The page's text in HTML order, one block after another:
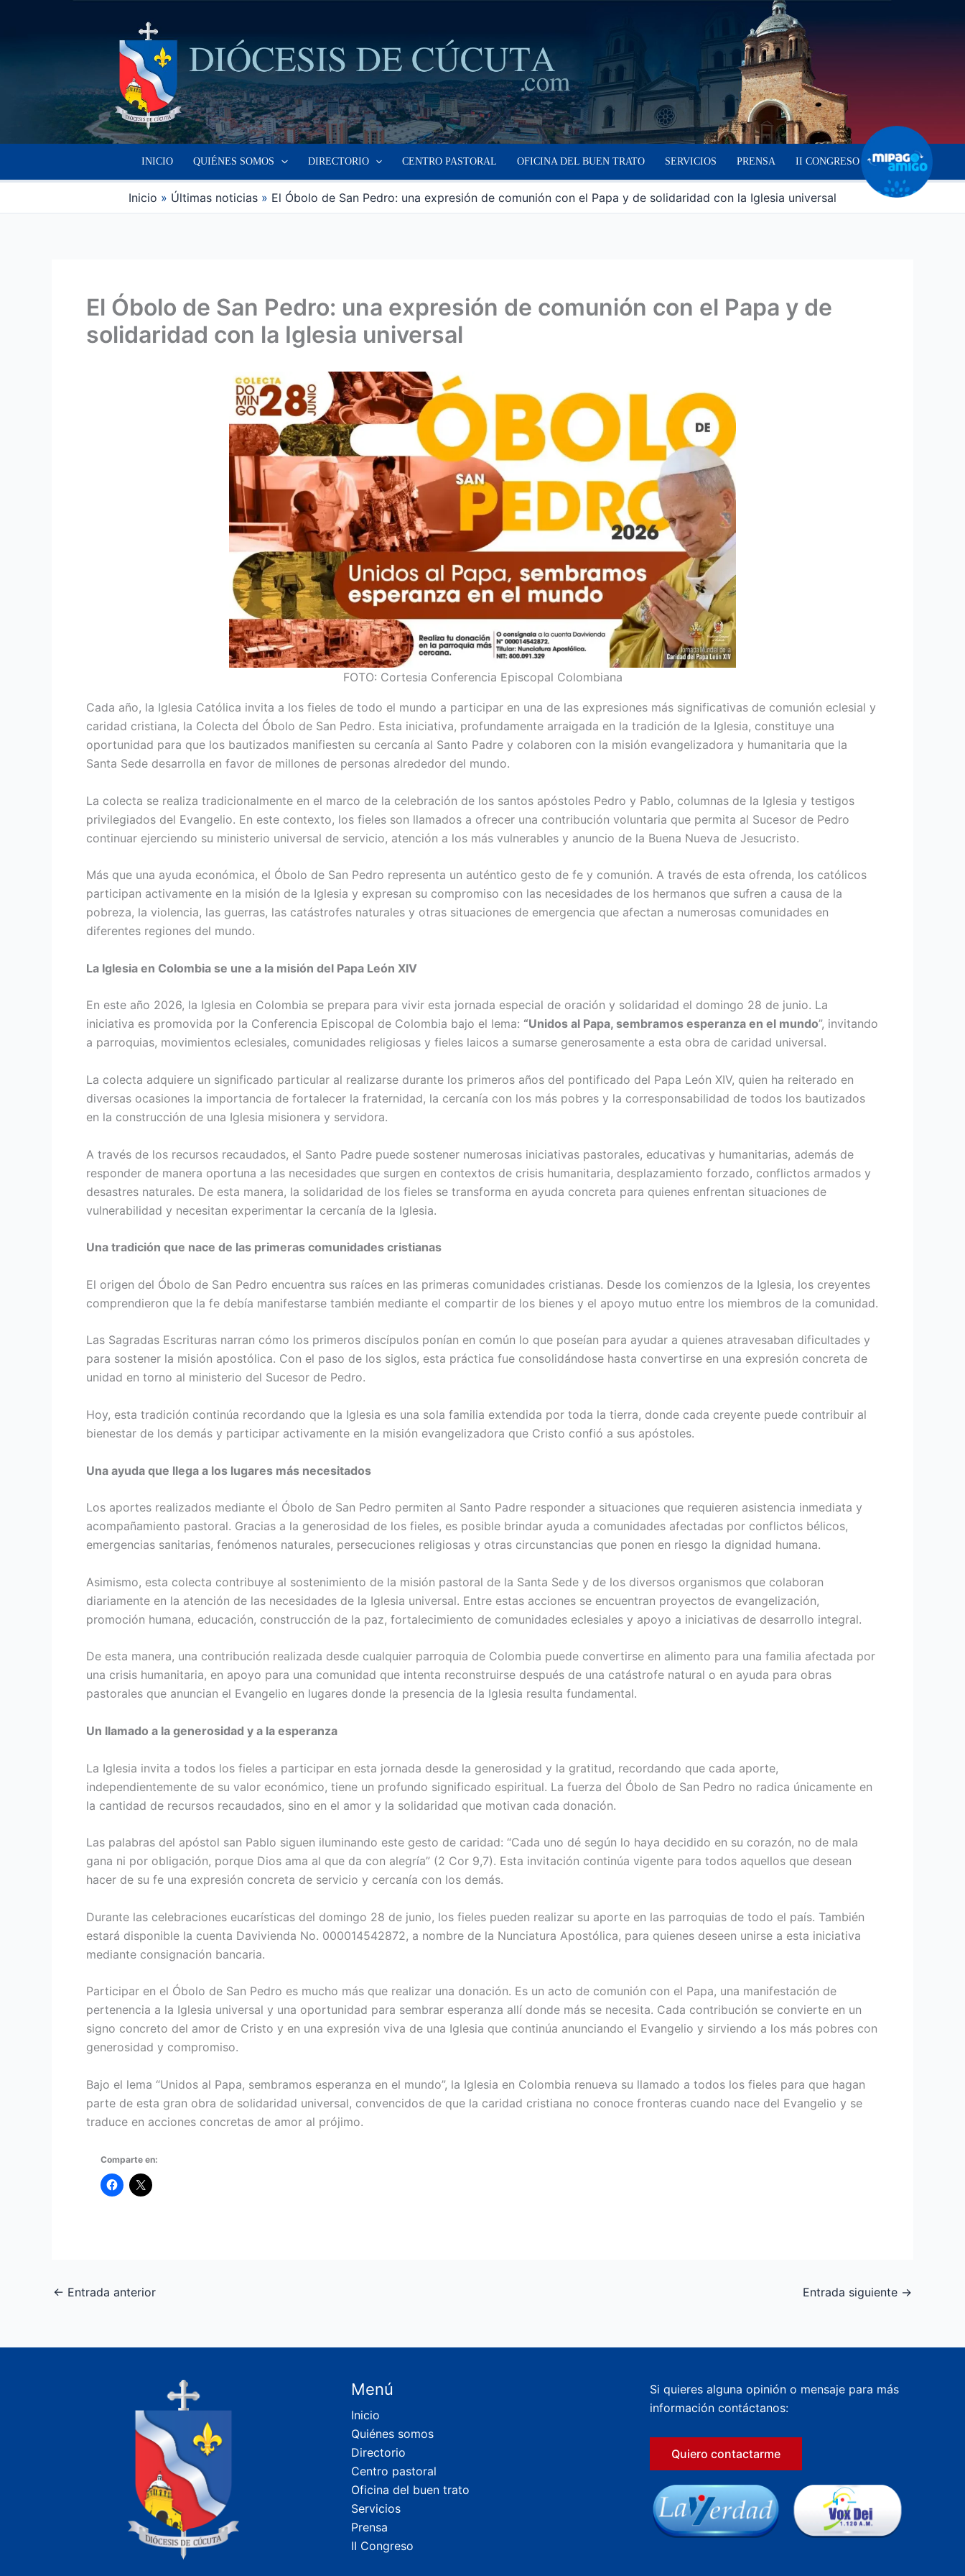
INICIO QUIÉNES SOMOS DIRECTORIO CENTRO PASTORAL OFICINA DEL BUEN TRATO SERVICIOS PRENSA II CONGRESO
Inicio Últimas noticias El Óbolo de San Pedro: una expresión de comunión con el Papa y de solidaridad con la Iglesia universal
El Óbolo de San Pedro: una expresión de comunión con el Papa y de
solidaridad con la Iglesia universal
FOTO: Cortesia Conferencia Episcopal Colombiana
Cada año, la Iglesia Católica invita a los fieles de todo el mundo a participar en una de las expresiones más significativas de comunión eclesial y
caridad cristiana, la Colecta del Óbolo de San Pedro. Esta iniciativa, profundamente arraigada en la tradición de la Iglesia, constituye una
oportunidad para que los bautizados manifiesten su cercanía al Santo Padre y colaboren con la misión evangelizadora y humanitaria que la
Santa Sede desarrolla en favor de millones de personas alrededor del mundo.
La colecta se realiza tradicionalmente en el marco de la celebración de los santos apóstoles Pedro y Pablo, columnas de la Iglesia y testigos
privilegiados del Evangelio. En este contexto, los fieles son llamados a ofrecer una contribución voluntaria que permita al Sucesor de Pedro
continuar ejerciendo su ministerio universal de servicio, atención a los más vulnerables y anuncio de la Buena Nueva de Jesucristo.
Más que una ayuda económica, el Óbolo de San Pedro representa un auténtico gesto de fe y comunión. A través de esta ofrenda, los católicos
participan activamente en la misión de la Iglesia y expresan su compromiso con las necesidades de los hermanos que sufren a causa de la
pobreza, la violencia, las guerras, las catástrofes naturales y otras situaciones de emergencia que afectan a numerosas comunidades en
diferentes regiones del mundo.
La Iglesia en Colombia se une a la misión del Papa León XIV
En este año 2026, la Iglesia en Colombia se prepara para vivir esta jornada especial de oración y solidaridad el domingo 28 de junio. La
iniciativa es promovida por la Conferencia Episcopal de Colombia bajo el lema: “Unidos al Papa, sembramos esperanza en el mundo”, invitando
a parroquias, movimientos eclesiales, comunidades religiosas y fieles laicos a sumarse generosamente a esta obra de caridad universal.
La colecta adquiere un significado particular al realizarse durante los primeros años del pontificado del Papa León XIV, quien ha reiterado en
diversas ocasiones la importancia de fortalecer la fraternidad, la cercanía con los más pobres y la corresponsabilidad de todos los bautizados
en la construcción de una Iglesia misionera y servidora.
A través de los recursos recaudados, el Santo Padre puede sostener numerosas iniciativas pastorales, educativas y humanitarias, además de
responder de manera oportuna a las necesidades que surgen en contextos de crisis humanitaria, desplazamiento forzado, conflictos armados y
desastres naturales. De esta manera, la solidaridad de los fieles se transforma en ayuda concreta para quienes enfrentan situaciones de
vulnerabilidad y necesitan experimentar la cercanía de la Iglesia.
Una tradición que nace de las primeras comunidades cristianas
El origen del Óbolo de San Pedro encuentra sus raíces en las primeras comunidades cristianas. Desde los comienzos de la Iglesia, los creyentes
comprendieron que la fe debía manifestarse también mediante el compartir de los bienes y el apoyo mutuo entre los miembros de la comunidad.
Las Sagradas Escrituras narran cómo los primeros discípulos ponían en común lo que poseían para ayudar a quienes atravesaban dificultades y
para sostener la misión apostólica. Con el paso de los siglos, esta práctica fue consolidándose hasta convertirse en una expresión concreta de
unidad en torno al ministerio del Sucesor de Pedro.
Hoy, esta tradición continúa recordando que la Iglesia es una sola familia extendida por toda la tierra, donde cada creyente puede contribuir al
bienestar de los demás y participar activamente en la misión evangelizadora que Cristo confió a sus apóstoles.
Una ayuda que llega a los lugares más necesitados
Los aportes realizados mediante el Óbolo de San Pedro permiten al Santo Padre responder a situaciones que requieren asistencia inmediata y
acompañamiento pastoral. Gracias a la generosidad de los fieles, es posible brindar ayuda a comunidades afectadas por conflictos bélicos,
emergencias sanitarias, fenómenos naturales, persecuciones religiosas y otras circunstancias que ponen en riesgo la dignidad humana.
Asimismo, esta colecta contribuye al sostenimiento de la misión pastoral de la Santa Sede y de los diversos organismos que colaboran
diariamente en la atención de las necesidades de la Iglesia universal. Entre estas acciones se encuentran proyectos de evangelización,
promoción humana, educación, construcción de la paz, fortalecimiento de comunidades eclesiales y apoyo a iniciativas de desarrollo integral.
De esta manera, una contribución realizada desde cualquier parroquia de Colombia puede convertirse en alimento para una familia afectada por
una crisis humanitaria, en apoyo para una comunidad que intenta reconstruirse después de una catástrofe natural o en ayuda para obras
pastorales que anuncian el Evangelio en lugares donde la presencia de la Iglesia resulta fundamental.
Un llamado a la generosidad y a la esperanza
La Iglesia invita a todos los fieles a participar en esta jornada desde la generosidad y la gratitud, recordando que cada aporte,
independientemente de su valor económico, tiene un profundo significado espiritual. La fuerza del Óbolo de San Pedro no radica únicamente en
la cantidad de recursos recaudados, sino en el amor y la solidaridad que motivan cada donación.
Las palabras del apóstol san Pablo siguen iluminando este gesto de caridad: “Cada uno dé según lo haya decidido en su corazón, no de mala
gana ni por obligación, porque Dios ama al que da con alegría” (2 Cor 9,7). Esta invitación continúa vigente para todos aquellos que desean
hacer de su fe una expresión concreta de servicio y cercanía con los demás.
Durante las celebraciones eucarísticas del domingo 28 de junio, los fieles pueden realizar su aporte en las parroquias de todo el país. También
estará disponible la cuenta Davivienda No. 000014542872, a nombre de la Nunciatura Apostólica, para quienes deseen unirse a esta iniciativa
mediante consignación bancaria.
Participar en el Óbolo de San Pedro es mucho más que realizar una donación. Es un acto de comunión con el Papa, una manifestación de
pertenencia a la Iglesia universal y una oportunidad para sembrar esperanza allí donde más se necesita. Cada contribución se convierte en un
signo concreto del amor de Cristo y en una expresión viva de una Iglesia que continúa anunciando el Evangelio y sirviendo a los más pobres con
generosidad y compromiso.
Bajo el lema “Unidos al Papa, sembramos esperanza en el mundo”, la Iglesia en Colombia renueva su llamado a todos los fieles para que hagan
parte de esta gran obra de solidaridad universal, convencidos de que la caridad cristiana no conoce fronteras cuando nace del Evangelio y se
traduce en acciones concretas de amor al prójimo.
Comparte en:
← Entrada anterior Entrada siguiente →
Menú
Inicio
Quiénes somos
Directorio
Centro pastoral
Oficina del buen trato
Servicios
Prensa
II Congreso
Si quieres alguna opinión o mensaje para más
información contáctanos:
Quiero contactarme